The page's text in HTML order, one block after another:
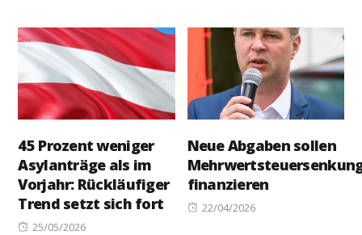
45 Prozent weniger
Asylanträge als im
Vorjahr: Rückläufiger
Trend setzt sich fort
Posted
25/05/2026
Neue Abgaben sollen
finanzieren
Posted
22/04/2026